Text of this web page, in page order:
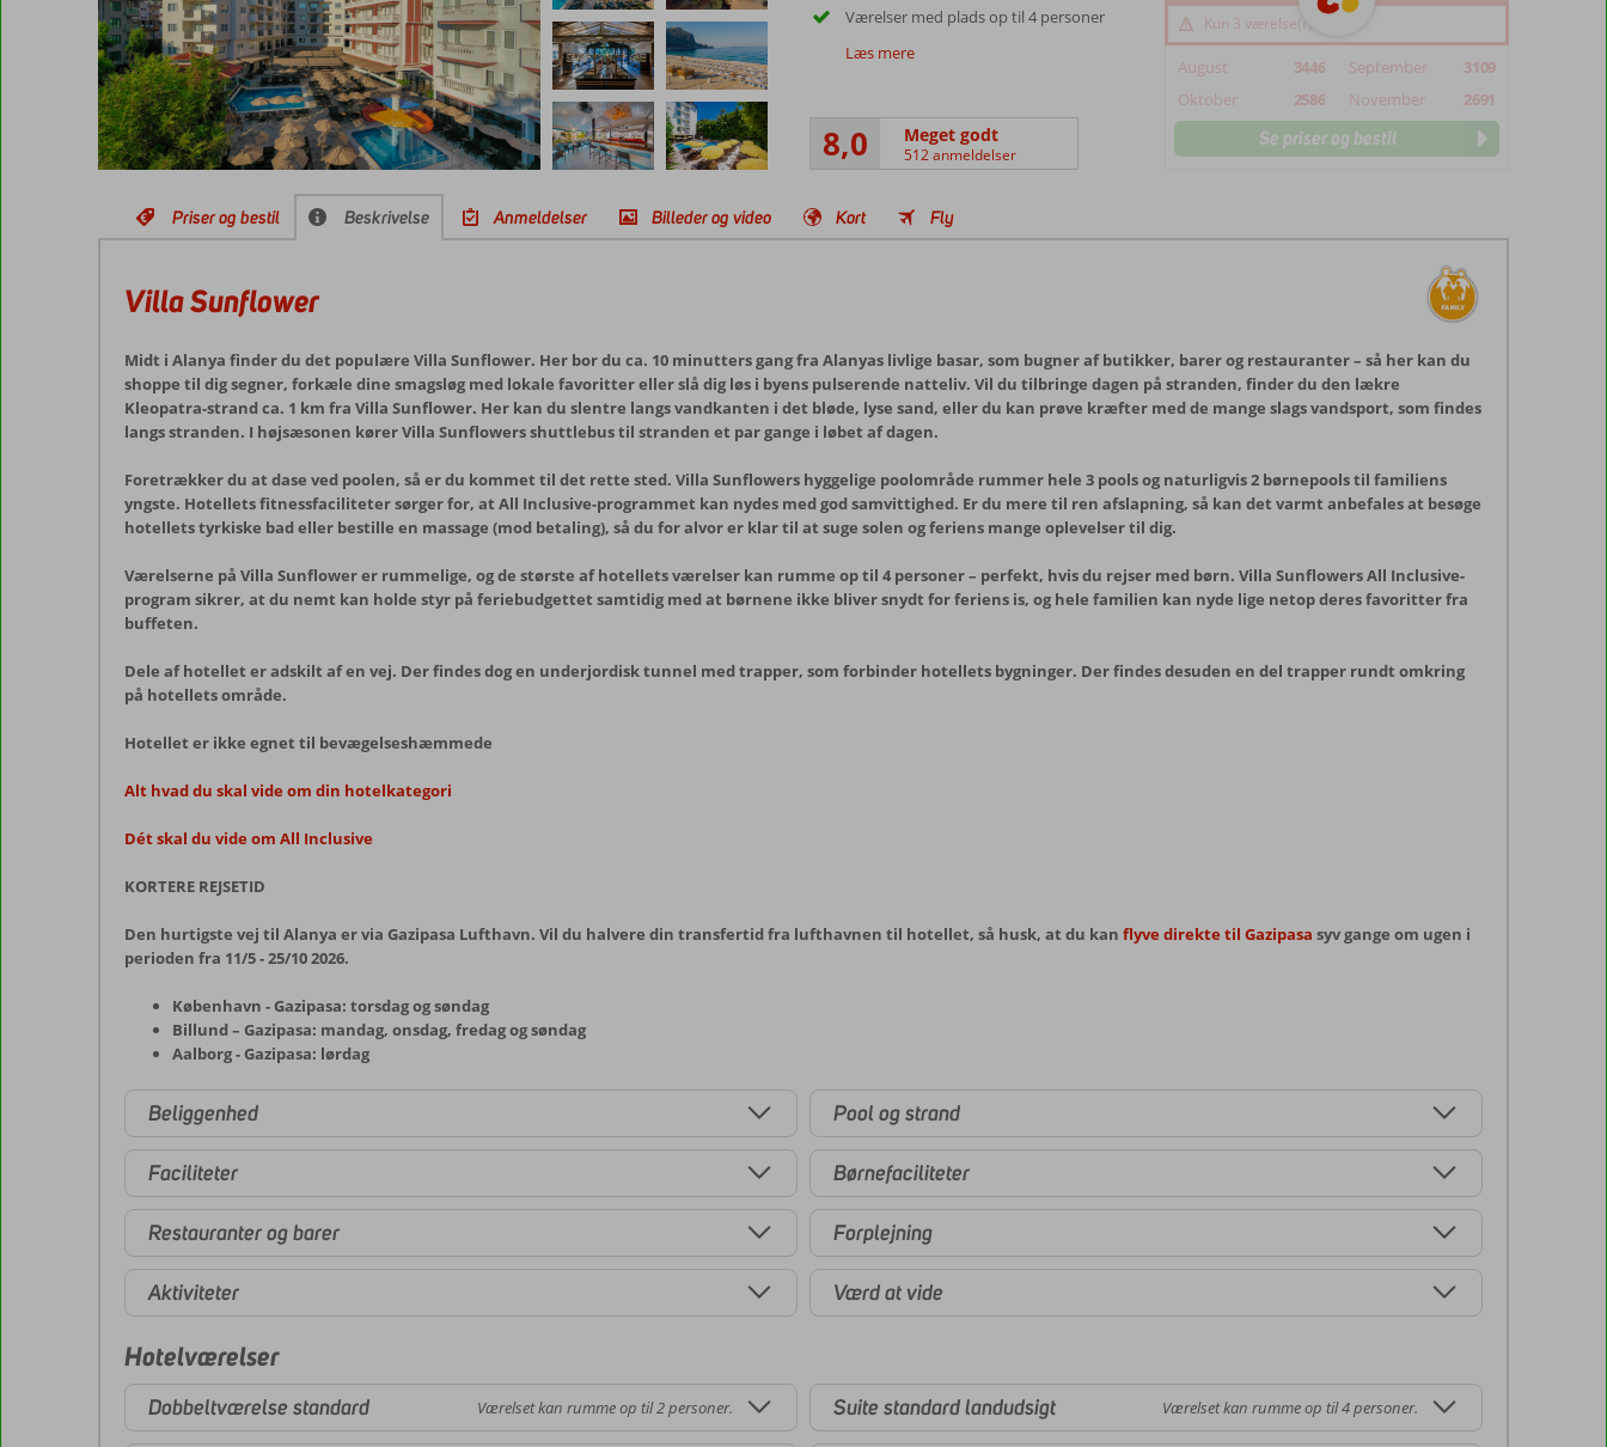
Værelser med plads op til 4 personer
Læs mere
8,0 Meget godt
512 anmeldelser
Kun 3 værelse(r) tilbage
August 3446 September
3109
Oktober
2586 November 2691
Se priser og bestil
Priser og bestil Beskrivelse Anmeldelser Billeder og video Kort Fly
Villa Sunflower
Midt i Alanya finder du det populære Villa Sunflower. Her bor du ca. 10 minutters gang fra Alanyas livlige basar, som bugner af butikker, barer og restauranter – så her kan du
shoppe til dig segner, forkæle dine smagsløg med lokale favoritter eller slå dig løs i byens pulserende natteliv. Vil du tilbringe dagen på stranden, finder du den lækre
Kleopatra-strand ca. 1 km fra Villa Sunflower. Her kan du slentre langs vandkanten i det bløde, lyse sand, eller du kan prøve kræfter med de mange slags vandsport, som findes
langs stranden. I højsæsonen kører Villa Sunflowers shuttlebus til stranden et par gange i løbet af dagen.
Foretrækker du at dase ved poolen, så er du kommet til det rette sted. Villa Sunflowers hyggelige poolområde rummer hele 3 pools og naturligvis 2 børnepools til familiens
yngste. Hotellets fitnessfaciliteter sørger for, at All Inclusive-programmet kan nydes med god samvittighed. Er du mere til ren afslapning, så kan det varmt anbefales at besøge
hotellets tyrkiske bad eller bestille en massage (mod betaling), så du for alvor er klar til at suge solen og feriens mange oplevelser til dig.
Værelserne på Villa Sunflower er rummelige, og de største af hotellets værelser kan rumme op til 4 personer – perfekt, hvis du rejser med børn. Villa Sunflowers All Inclusive-
program sikrer, at du nemt kan holde styr på feriebudgettet samtidig med at børnene ikke bliver snydt for feriens is, og hele familien kan nyde lige netop deres favoritter fra
buffeten.
Dele af hotellet er adskilt af en vej. Der findes dog en underjordisk tunnel med trapper, som forbinder hotellets bygninger. Der findes desuden en del trapper rundt omkring
på hotellets område.
Hotellet er ikke egnet til bevægelseshæmmede
Alt hvad du skal vide om din hotelkategori
Dét skal du vide om All Inclusive
KORTERE REJSETID
Den hurtigste vej til Alanya er via Gazipasa Lufthavn. Vil du halvere din transfertid fra lufthavnen til hotellet, så husk, at du kan flyve direkte til Gazipasa syv gange om ugen i
perioden fra 11/5 - 25/10 2026.
København - Gazipasa: torsdag og søndag
Billund – Gazipasa: mandag, onsdag, fredag og søndag
Aalborg - Gazipasa: lørdag
Beliggenhed
Faciliteter
Restauranter og barer
Aktiviteter
Pool og strand
Børnefaciliteter
Forplejning
Værd at vide
Hotelværelser
Dobbeltværelse standard Værelset kan rumme op til 2 personer. Suite standard landudsigt Værelset kan rumme op til 4 personer.